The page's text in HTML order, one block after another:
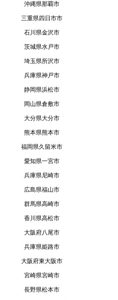
沖縄県那覇市
三重県四日市市
石川県金沢市
茨城県水戸市
埼玉県所沢市
兵庫県神戸市
静岡県浜松市
岡山県倉敷市
大分県大分市
熊本県熊本市
福岡県久留米市
愛知県一宮市
兵庫県尼崎市
広島県福山市
群馬県高崎市
香川県高松市
大阪府八尾市
兵庫県姫路市
大阪府東大阪市
宮崎県宮崎市
長野県松本市